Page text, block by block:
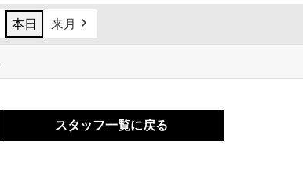
本日 来月
スタッフ一覧に戻る